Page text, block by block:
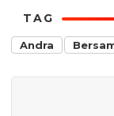
TAG
Andra